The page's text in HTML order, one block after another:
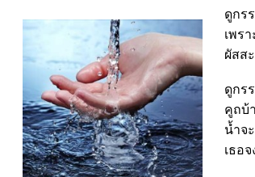
ดูกร
เพร
ผัสส
ดูกร
คูถบ้
น้ำจ
เธอ